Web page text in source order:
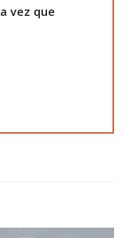
vez que